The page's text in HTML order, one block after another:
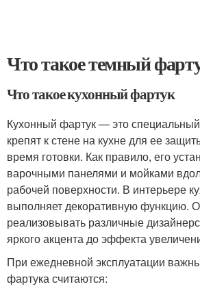
Что такое темный
Что такое кухонный фартук
Кухонный фартук — это
крепят к стене на кухне для ее
время готовки. Как правило, его
варочными панелями и мойками
рабочей поверхности. В интерьере
выполняет декоративную функцию.
реализовывать различные
яркого акцента до эффекта
При ежедневной эксплуатации
фартука считаются: